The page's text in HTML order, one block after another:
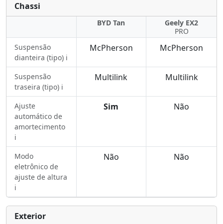
Chassi
BYD Tan
Geely EX2
PRO
Suspensão
dianteira (tipo) ℹ️
McPherson McPherson
Suspensão
traseira (tipo) ℹ️
Multilink Multilink
Ajuste
automático de
amortecimento
ℹ️
Sim Não
Modo
eletrônico de
ajuste de altura
ℹ️
Não Não
Exterior